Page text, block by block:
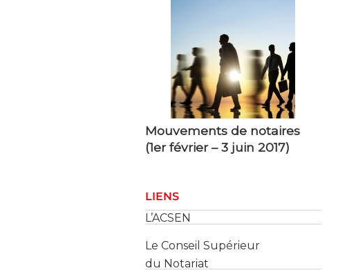
Mouvements de notaires
(1er février – 3 juin 2017)
LIENS
Le Conseil Supérieur
du Notariat
Le Cadastre
Les Services des Impôts